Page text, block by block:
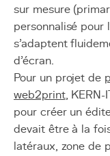
sur mesure
personnalisé pour
s'adaptent
d'écran.
Pour un projet de
web2print, KERN-
pour créer un
devait être à la
latéraux, zone de